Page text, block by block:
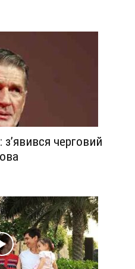
з’явився черговий